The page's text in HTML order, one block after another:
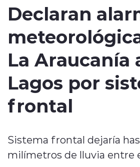
Internacional
Entrevistas
Declaran
La Araucanía
Lagos por
frontal
Sistema frontal dejaría
milímetros de lluvia entre